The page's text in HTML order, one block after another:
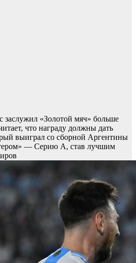
заслужил «Золотой мяч» больше
что награду должны дать
выиграл со сборной Аргентины
— Серию А, став лучшим